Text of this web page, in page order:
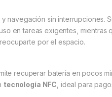
navegación sin interrupciones.
en tareas exigentes, mientras
por el espacio.
recuperar batería en pocos
tecnología NFC , ideal para